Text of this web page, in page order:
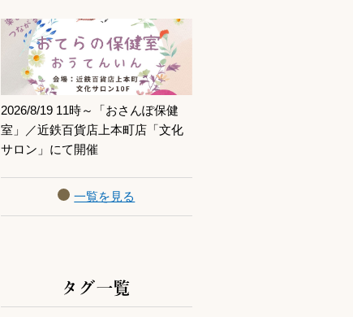
2026/8/19 11時～「おさんぽ保健
室」／近鉄百貨店上本町店「文化
サロン」にて開催
記事を読む
一覧を見る
タグ一覧